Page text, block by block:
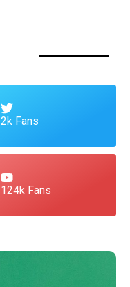
2k Fans
124k Fans